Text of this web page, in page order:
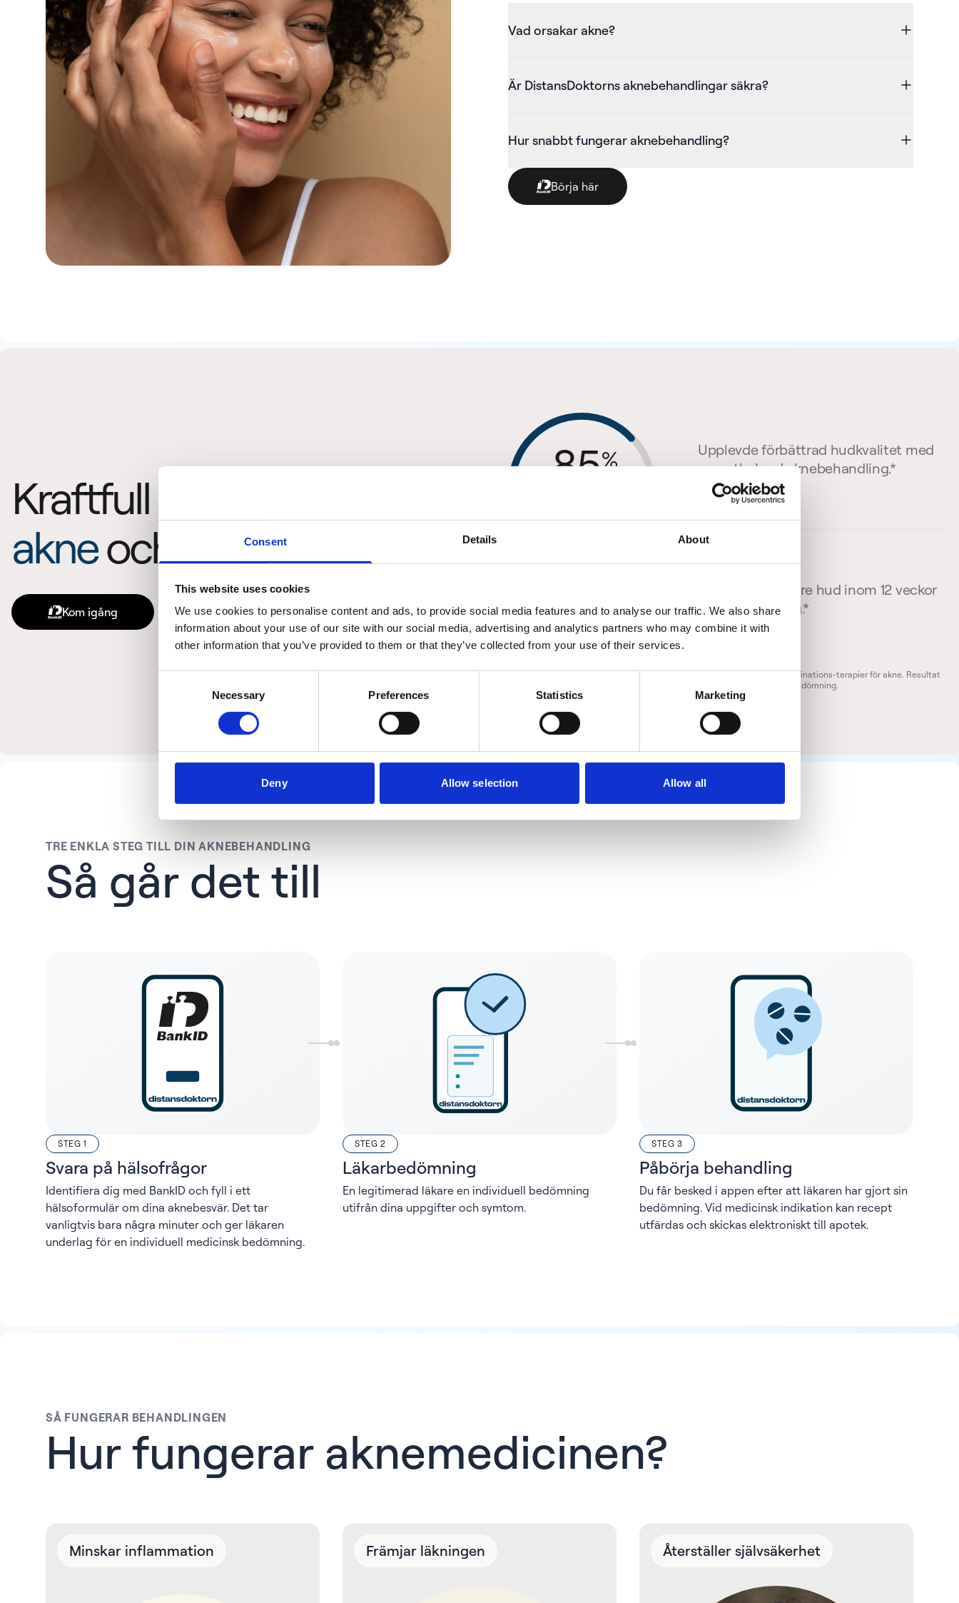
Consent Details About
This website uses cookies
We use cookies to personalise content and ads, to provide social media features and to analyse our traffic. We also share
information about your use of our site with our social media, advertising and analytics partners who may combine it with
other information that you’ve provided to them or that they’ve collected from your use of their services.
Necessary Preferences Statistics Marketing
Deny Allow selection Allow all
Vad orsakar akne?
Är DistansDoktorns aknebehandlingar säkra?
Hur snabbt fungerar aknebehandling?
Börja här
Kraftfull behandling mot
akneochfinnar
Kom igång
85%
Upplevde förbättrad hudkvalitet med
receptbelagd aknebehandling.*
3/4
Fick synligt renare hud inom 12 veckor
med behandling.*
*Källa: Dermatologiska studier av topikala retinoidbehandlingar och kombinations-terapier för akne. Resultat
kan variera mellan individer. Konsultera legitimerad läkare för personlig bedömning.
TRE ENKLA STEG TILL DIN AKNEBEHANDLING
Så går det till
STEG 1
Svara på hälsofrågor
Identifiera dig med BankID och fyll i ett
hälsoformulär om dina aknebesvär. Det tar
vanligtvis bara några minuter och ger läkaren
underlag för en individuell medicinsk bedömning.
STEG 2
Läkarbedömning
En legitimerad läkare en individuell bedömning
utifrån dina uppgifter och symtom.
STEG 3
Påbörja behandling
Du får besked i appen efter att läkaren har gjort sin
bedömning. Vid medicinsk indikation kan recept
utfärdas och skickas elektroniskt till apotek.
SÅ FUNGERAR BEHANDLINGEN
Hur fungerar aknemedicinen?
Minskar inflammation Främjar läkningen Återställer självsäkerhet